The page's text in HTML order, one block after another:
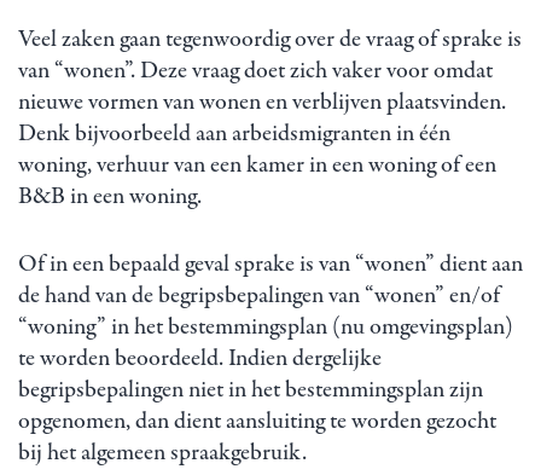
Veel zaken gaan tegenwoordig over de vraag of sprake is
van “wonen”. Deze vraag doet zich vaker voor omdat
nieuwe vormen van wonen en verblijven plaatsvinden.
Denk bijvoorbeeld aan arbeidsmigranten in één
woning, verhuur van een kamer in een woning of een
B&B in een woning.
Of in een bepaald geval sprake is van “wonen” dient aan
de hand van de begripsbepalingen van “wonen” en/of
“woning” in het bestemmingsplan (nu omgevingsplan)
te worden beoordeeld. Indien dergelijke
begripsbepalingen niet in het bestemmingsplan zijn
opgenomen, dan dient aansluiting te worden gezocht
bij het algemeen spraakgebruik.